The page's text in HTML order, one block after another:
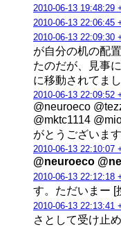
2010-06-13 19:48:29
2010-06-13 22:06:45
2010-06-13 22:09:30
が自分の机の配
たのだが、見事
に移動されてま
2010-06-13 22:09:52
@neuroeco
@mktc1114
がとうございま
2010-06-13 22:10:07
@neuroeco
2010-06-13 22:12:18
す。ただいまー [
2010-06-13 22:13:41
さとして受け止